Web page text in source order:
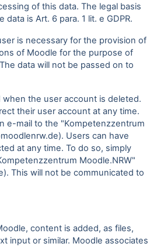
of this data. The legal basis
is Art. 6 para. 1 lit. e GDPR.
is necessary for the provision of
of Moodle for the purpose of
data will not be passed on to
the user account is deleted.
their user account at any time.
e-mail to the "Kompetenzzentrum
Users can have
at any time. To do so, simply
Moodle.NRW"
This will not be communicated to
content is added, as files,
input or similar. Moodle associates